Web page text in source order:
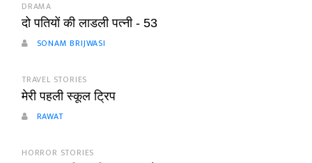
DRAMA
दो पतियों की लाडली पत्नी - 53
SONAM BRIJWASI
TRAVEL STORIES
मेरी पहली स्कूल ट्रिप
RAWAT
HORROR STORIES